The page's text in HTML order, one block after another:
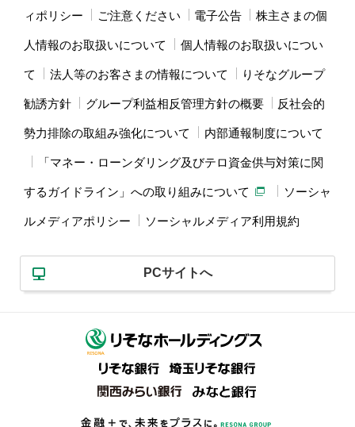
ィポリシー ご注意ください 電子公告 株主さまの個
人情報のお取扱いについて 個人情報のお取扱いについ
て 法人等のお客さまの情報について りそなグループ
勧誘方針 グループ利益相反管理方針の概要 反社会的
勢力排除の取組み強化について 内部通報制度について
「マネー・ローンダリング及びテロ資金供与対策に関
するガイドライン」への取り組みについて ソーシャ
ルメディアポリシー ソーシャルメディア利用規約
PCサイトへ